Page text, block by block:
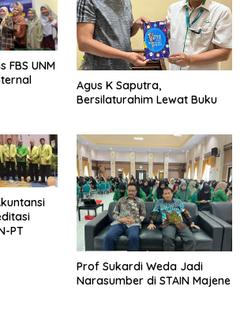
FBS UNM
Agus K Saputra,
Bersilaturahim Lewat Buku
PT
Prof Sukardi Weda Jadi
Narasumber di STAIN Majene